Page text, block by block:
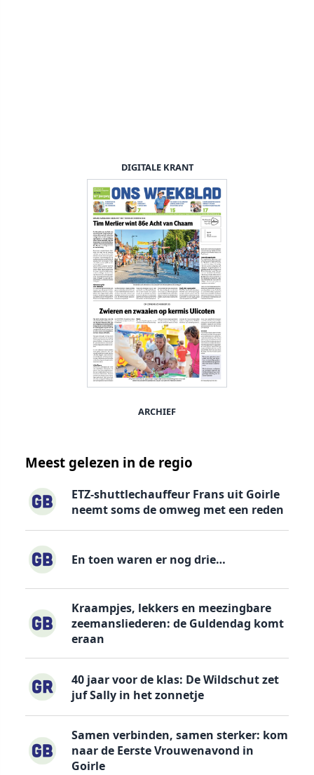
DIGITALE KRANT
ARCHIEF
Meest gelezen in de regio
ETZ-shuttlechauffeur Frans uit Goirle
neemt soms de omweg met een reden
En toen waren er nog drie…
Kraampjes, lekkers en meezingbare
zeemansliederen: de Guldendag komt
eraan
40 jaar voor de klas: De Wildschut zet
juf Sally in het zonnetje
Samen verbinden, samen sterker: kom
naar de Eerste Vrouwenavond in
Goirle